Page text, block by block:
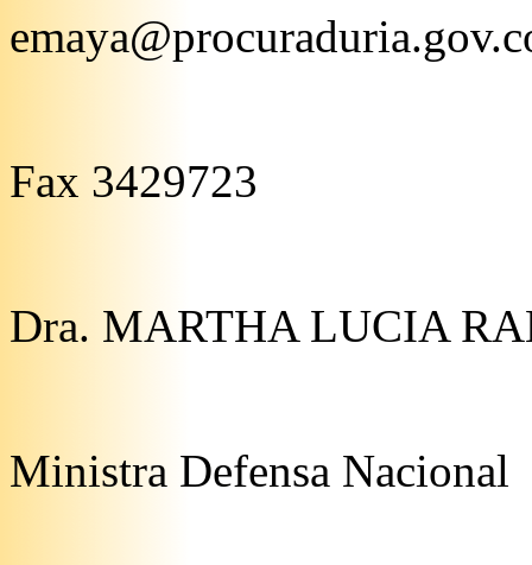
Fax 3429723
Dra. MARTHA LUCIA
Ministra Defensa Nacional